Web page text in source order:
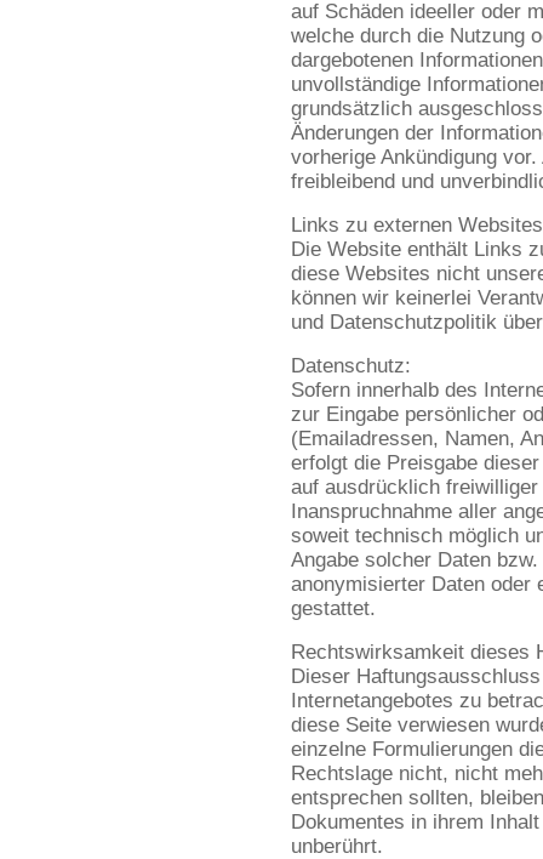
auf Schäden ideeller oder
welche durch die Nutzung
dargebotenen
unvollständige
grundsätzlich
Änderungen der
vorherige Ankündigung
freibleibend und
Links zu externen
Die Website enthält Links
diese Websites nicht
können wir keinerlei
und Datenschutzpolitik
Datenschutz:
Sofern innerhalb des
zur Eingabe persönlicher
(Emailadressen, Namen,
erfolgt die Preisgabe
auf ausdrücklich
Inanspruchnahme aller
soweit technisch möglich
Angabe solcher Daten bzw.
anonymisierter Daten oder
gestattet.
Rechtswirksamkeit dieses
Dieser
Internetangebotes zu
diese Seite verwiesen
einzelne Formulierungen
Rechtslage nicht, nicht
entsprechen sollten,
Dokumentes in ihrem
unberührt.